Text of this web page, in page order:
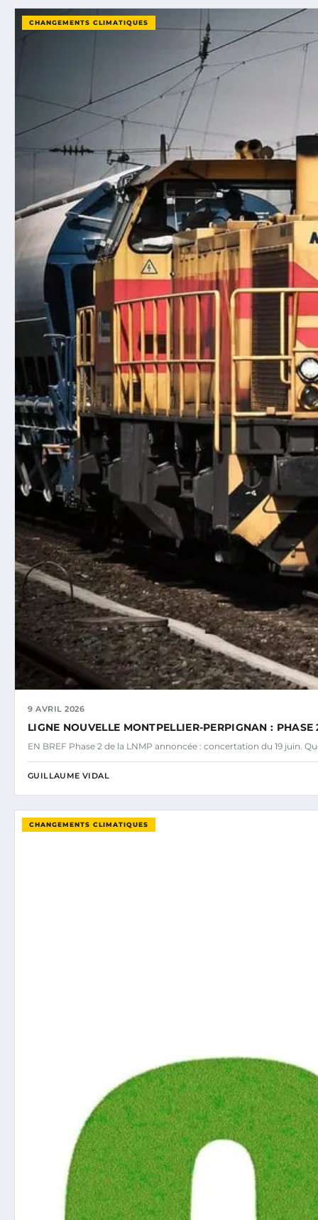
CHANGEMENTS CLIMATIQUES
9 AVRIL 2026
LIGNE NOUVELLE MONTPELLIER-PERPIGNAN :
EN BREF Phase 2 de la LNMP annoncée : concertation du 19 juin.
GUILLAUME VIDAL
CHANGEMENTS CLIMATIQUES